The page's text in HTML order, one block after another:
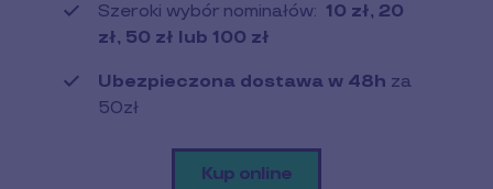
Szeroki wybór nominałów: 10 zł, 20
zł, 50 zł lub 100 zł
Ubezpieczona dostawa w 48h za
50zł
Kup online